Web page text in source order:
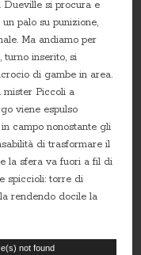
Dueville si procura e
palo su punizione,
Ma andiamo per
turno inserito, si
di gambe in area.
mister Piccoli a
viene espulso
campo nonostante gli
di trasformare il
la sfera va fuori a fil di
spiccioli: torre di
rendendo docile la
not found